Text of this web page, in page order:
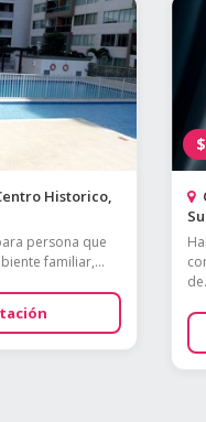
Historico,
persona que
familiar,...
$